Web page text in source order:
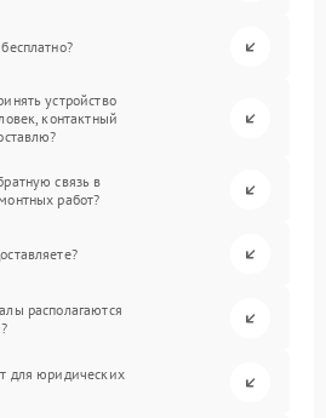
устройство
контактный
связь в
работ?
располагаются
для юридических